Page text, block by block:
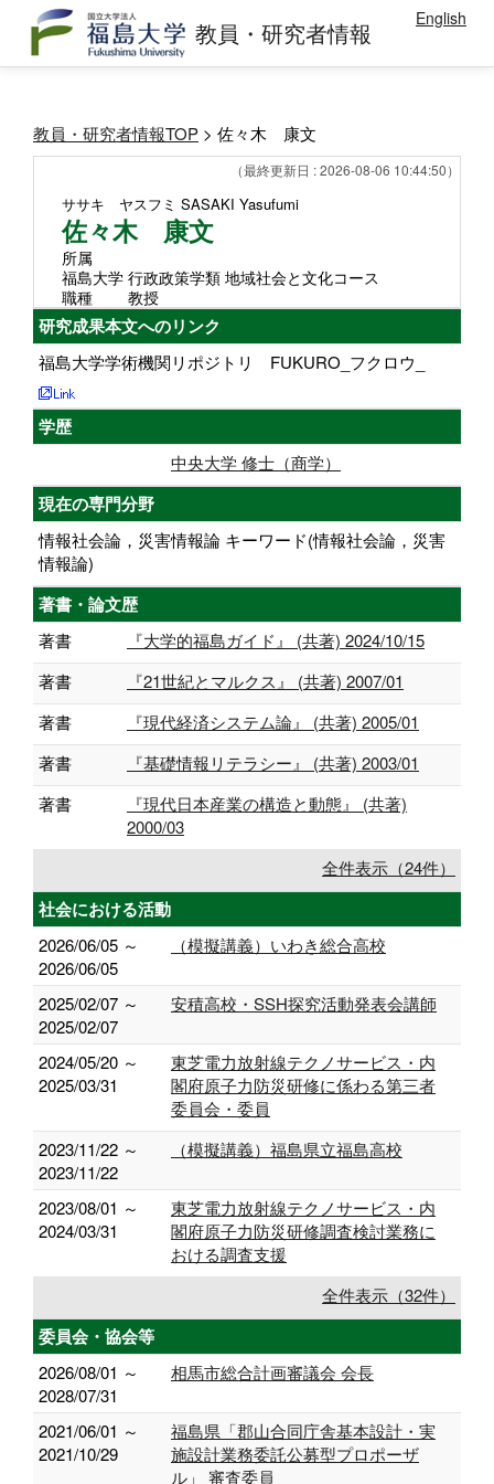
教員・研究者情報 English
教員・研究者情報TOP > 佐々木 康文
（最終更新日 : 2026-08-06 10:44:50）
ササキ ヤスフミ SASAKI Yasufumi
佐々木 康文
所属
福島大学 行政政策学類 地域社会と文化コース
職種
教授
研究成果本文へのリンク
福島大学学術機関リポジトリ FUKURO_フクロウ_
学歴
中央大学 修士（商学）
現在の専門分野
情報社会論，災害情報論 キーワード(情報社会論，災害
情報論)
著書・論文歴
著書
『大学的福島ガイド』 (共著) 2024/10/15
著書
『21世紀とマルクス』 (共著) 2007/01
著書
『現代経済システム論』 (共著) 2005/01
著書
『基礎情報リテラシー』 (共著) 2003/01
著書
『現代日本産業の構造と動態』 (共著)
2000/03
全件表示（24件）
社会における活動
2026/06/05 ～
2026/06/05
（模擬講義）いわき総合高校
2025/02/07 ～
2025/02/07
安積高校・SSH探究活動発表会講師
2024/05/20 ～
2025/03/31
東芝電力放射線テクノサービス・内
閣府原子力防災研修に係わる第三者
委員会・委員
2023/11/22 ～
2023/11/22
（模擬講義）福島県立福島高校
2023/08/01 ～
2024/03/31
東芝電力放射線テクノサービス・内
閣府原子力防災研修調査検討業務に
おける調査支援
全件表示（32件）
委員会・協会等
2026/08/01 ～
2028/07/31
相馬市総合計画審議会 会長
2021/06/01 ～
2021/10/29
福島県「郡山合同庁舎基本設計・実
施設計業務委託公募型プロポーザ
ル」 審査委員